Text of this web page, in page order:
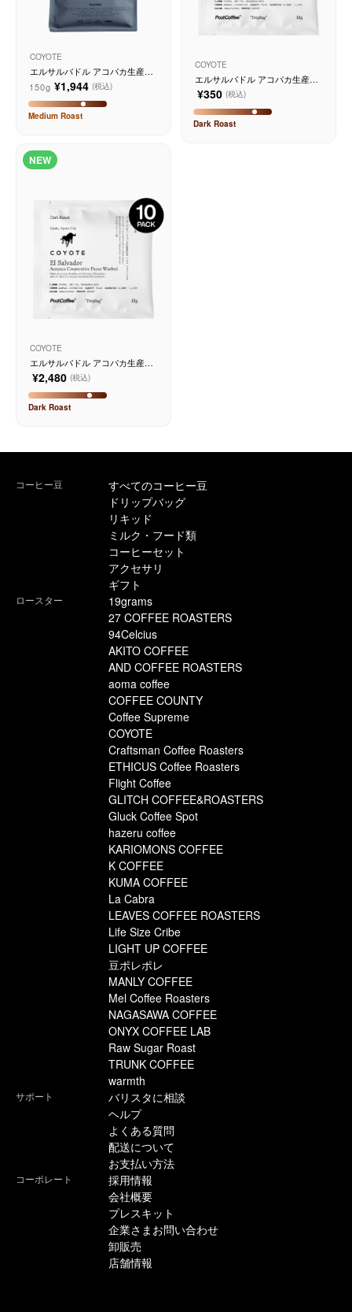
よくある質問
店舗情報
COYOTE
エルサルバドル アコパカ生産者
組合パカマラウォッシュド
150g ¥1,944 (税込)
Medium Roast
COYOTE
エルサルバドル アコパカ生産者
組合 パカス ウォッシュド
¥350 (税込)
Dark Roast
NEW
COYOTE
エルサルバドル アコパカ生産者
組合 パカス ウォッシュド 10個
入り
¥2,480 (税込)
Dark Roast
コーヒー豆
すべてのコーヒー豆
ドリップバッグ
リキッド
ミルク・フード類
コーヒーセット
アクセサリ
ギフト
ロースター
19grams
27 COFFEE ROASTERS
94Celcius
AKITO COFFEE
AND COFFEE ROASTERS
aoma coffee
COFFEE COUNTY
Coffee Supreme
COYOTE
Craftsman Coffee Roasters
ETHICUS Coffee Roasters
Flight Coffee
GLITCH COFFEE&ROASTERS
Gluck Coffee Spot
hazeru coffee
KARIOMONS COFFEE
K COFFEE
KUMA COFFEE
La Cabra
LEAVES COFFEE ROASTERS
Life Size Cribe
LIGHT UP COFFEE
豆ポレポレ
MANLY COFFEE
Mel Coffee Roasters
NAGASAWA COFFEE
ONYX COFFEE LAB
Raw Sugar Roast
TRUNK COFFEE
warmth
サポート
バリスタに相談
ヘルプ
よくある質問
配送について
お支払い方法
コーポレート
採用情報
会社概要
プレスキット
企業さまお問い合わせ
卸販売
店舗情報